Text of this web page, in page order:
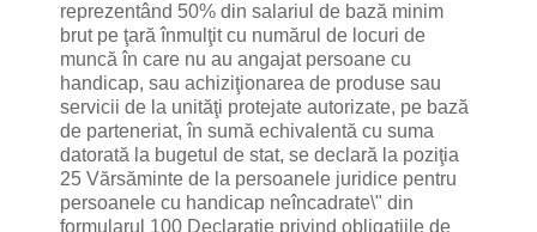
reprezentând 50% din salariul de bază minim
brut pe ţară înmulţit cu numărul de locuri de
muncă în care nu au angajat persoane cu
handicap, sau achiziţionarea de produse sau
servicii de la unităţi protejate autorizate, pe bază
de parteneriat, în sumă echivalentă cu suma
datorată la bugetul de stat, se declară la poziţia
25 Vărsăminte de la persoanele juridice pentru
persoanele cu handicap neîncadrate\" din
formularul 100 Declaraţie privind obligaţiile de